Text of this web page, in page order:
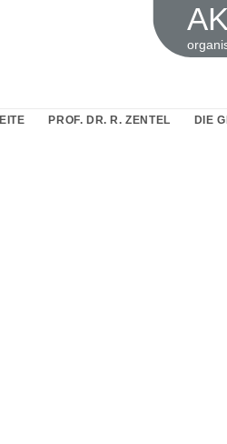
PROF. DR. R. ZENTEL DIE